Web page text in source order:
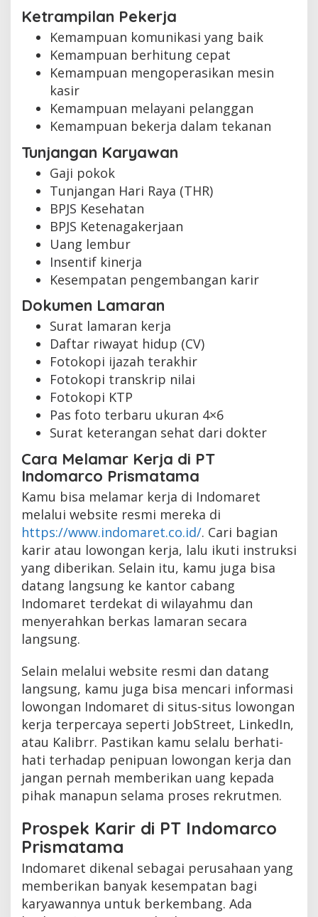
Ketrampilan Pekerja
Kemampuan komunikasi yang baik
Kemampuan berhitung cepat
Kemampuan mengoperasikan mesin
kasir
Kemampuan melayani pelanggan
Kemampuan bekerja dalam tekanan
Tunjangan Karyawan
Gaji pokok
Tunjangan Hari Raya (THR)
BPJS Kesehatan
BPJS Ketenagakerjaan
Uang lembur
Insentif kinerja
Kesempatan pengembangan karir
Dokumen Lamaran
Surat lamaran kerja
Daftar riwayat hidup (CV)
Fotokopi ijazah terakhir
Fotokopi transkrip nilai
Fotokopi KTP
Pas foto terbaru ukuran 4×6
Surat keterangan sehat dari dokter
Cara Melamar Kerja di PT
Indomarco Prismatama
Kamu bisa melamar kerja di Indomaret
melalui website resmi mereka di
https://www.indomaret.co.id/. Cari bagian
karir atau lowongan kerja, lalu ikuti instruksi
yang diberikan. Selain itu, kamu juga bisa
datang langsung ke kantor cabang
Indomaret terdekat di wilayahmu dan
menyerahkan berkas lamaran secara
langsung.
Selain melalui website resmi dan datang
langsung, kamu juga bisa mencari informasi
lowongan Indomaret di situs-situs lowongan
kerja terpercaya seperti JobStreet, LinkedIn,
atau Kalibrr. Pastikan kamu selalu berhati-
hati terhadap penipuan lowongan kerja dan
jangan pernah memberikan uang kepada
pihak manapun selama proses rekrutmen.
Prospek Karir di PT Indomarco
Prismatama
Indomaret dikenal sebagai perusahaan yang
memberikan banyak kesempatan bagi
karyawannya untuk berkembang. Ada